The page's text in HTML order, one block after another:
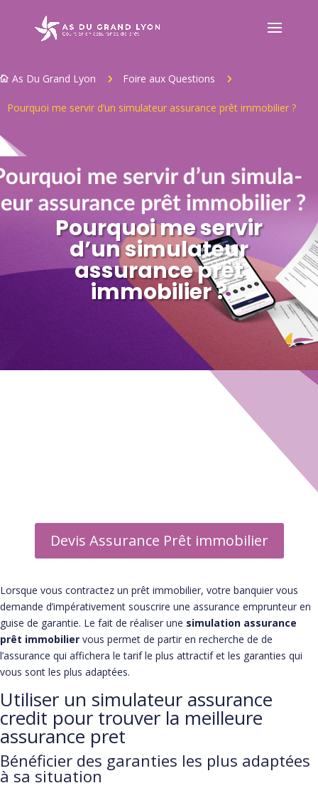
 As Du Grand Lyon 5 Foire aux Questions 5
Pourquoi me servir d’un simulateur assurance prêt immobilier ?
Pourquoi me servir
d’un simulateur
assurance prêt
immobilier ?
Devis Assurance Prêt immobilier
Lorsque vous contractez un prêt immobilier, votre banquier vous
demande d’impérativement souscrire une assurance emprunteur en
guise de garantie. Le fait de réaliser une simulation assurance
prêt immobilier vous permet de partir en recherche de de
l’assurance qui affichera le tarif le plus attractif et les garanties qui
vous sont les plus adaptées.
Utiliser un simulateur assurance
credit pour trouver la meilleure
assurance pret
Bénéficier des garanties les plus adaptées
à sa situation